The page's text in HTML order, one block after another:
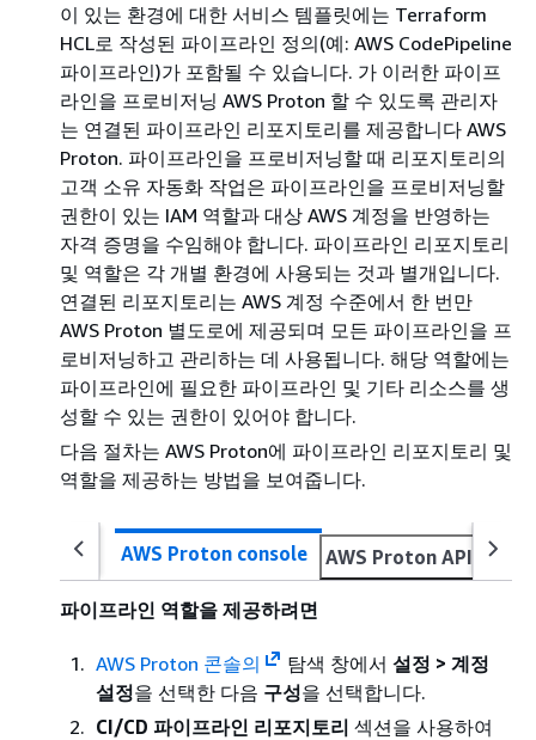
이 있는 환경에 대한 서비스 템플릿에는 Terraform
HCL로 작성된 파이프라인 정의(예: AWS CodePipeline
파이프라인)가 포함될 수 있습니다. 가 이러한 파이프
라인을 프로비저닝 AWS Proton 할 수 있도록 관리자
는 연결된 파이프라인 리포지토리를 제공합니다 AWS
Proton. 파이프라인을 프로비저닝할 때 리포지토리의
고객 소유 자동화 작업은 파이프라인을 프로비저닝할
권한이 있는 IAM 역할과 대상 AWS 계정을 반영하는
자격 증명을 수임해야 합니다. 파이프라인 리포지토리
및 역할은 각 개별 환경에 사용되는 것과 별개입니다.
연결된 리포지토리는 AWS 계정 수준에서 한 번만
AWS Proton 별도로에 제공되며 모든 파이프라인을 프
로비저닝하고 관리하는 데 사용됩니다. 해당 역할에는
파이프라인에 필요한 파이프라인 및 기타 리소스를 생
성할 수 있는 권한이 있어야 합니다.
다음 절차는 AWS Proton에 파이프라인 리포지토리 및
역할을 제공하는 방법을 보여줍니다.
AWS Proton console AWS Proton API
파이프라인 역할을 제공하려면
AWS Proton 콘솔의 탐색 창에서 설정 > 계정
설정을 선택한 다음 구성을 선택합니다.
CI/CD 파이프라인 리포지토리 섹션을 사용하여